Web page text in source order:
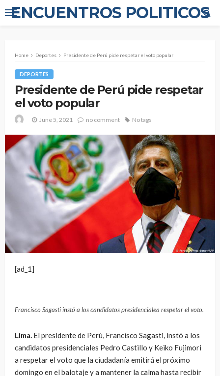
ENCUENTROS POLITICOS
Home Deportes Presidente de Perú pide respetar el voto popular
DEPORTES
Presidente de Perú pide respetar
el voto popular
June 5, 2021 no comment No tags
[ad_1]
Francisco Sagasti instó a los candidatos presidencialea respetar el voto.
Lima. El presidente de Perú, Francisco Sagasti, instó a los
candidatos presidenciales Pedro Castillo y Keiko Fujimori
a respetar el voto que la ciudadanía emitirá el próximo
domingo en el balotaje y a mantener la calma hasta recibir